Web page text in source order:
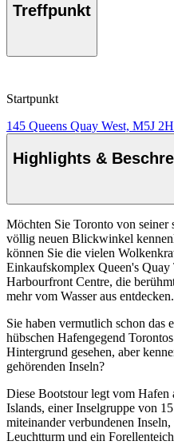
Treffpunkt
Startpunkt
145 Queens Quay West, M5J
Highlights &
Möchten Sie Toronto von seiner
völlig neuen Blickwinkel
können Sie die vielen
Einkaufskomplex Queen's
Harbourfront Centre, die
mehr vom Wasser aus entdecken.
Sie haben vermutlich schon das
hübschen Hafengegend
Hintergrund gesehen, aber
gehörenden Inseln?
Diese Bootstour legt vom Hafen
Islands, einer Inselgruppe von
miteinander verbundenen
Leuchtturm und ein